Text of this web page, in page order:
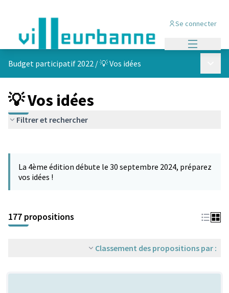
Se connecter
Budget participatif 2022 /💡 Vos idées
💡 Vos idées
Filtrer et rechercher
−
La 4ème édition débute le 30 septembre 2024, préparez
vos idées !
177 propositions
Classement des propositions par :